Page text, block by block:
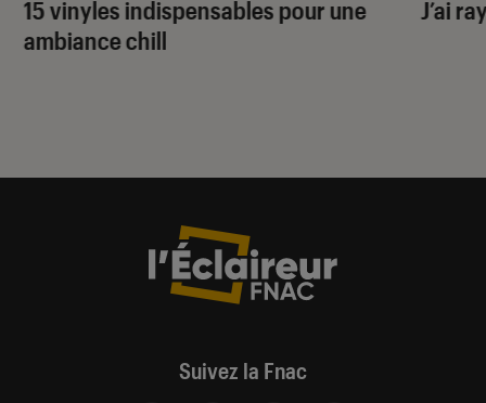
15 vinyles indispensables pour une
ambiance chill
J’ai
Suivez la Fnac